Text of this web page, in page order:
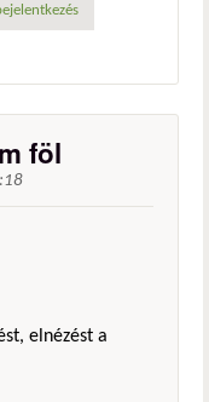
föl
elnézést a